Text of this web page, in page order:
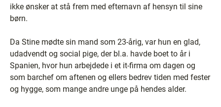
ikke ønsker at stå frem med efternavn af hensyn til sine
børn.
Da Stine mødte sin mand som 23-årig, var hun en glad,
udadvendt og social pige, der bl.a. havde boet to år i
Spanien, hvor hun arbejdede i et it-firma om dagen og
som barchef om aftenen og ellers bedrev tiden med fester
og hygge, som mange andre unge på hendes alder.